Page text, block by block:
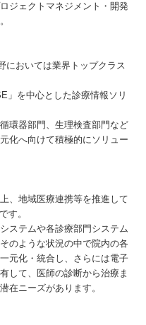
ジェクトマネジメント・開発
においては業界トップクラス
」を中心とした診療情報ソリ
環器部門、生理検査部門など
化へ向けて積極的にソリュー
、地域医療連携等を推進して
す。
ステムや各診療部門システム
のような状況の中で院内の各
元化・統合し、さらには電子
して、医師の診断から治療ま
在ニーズがあります。